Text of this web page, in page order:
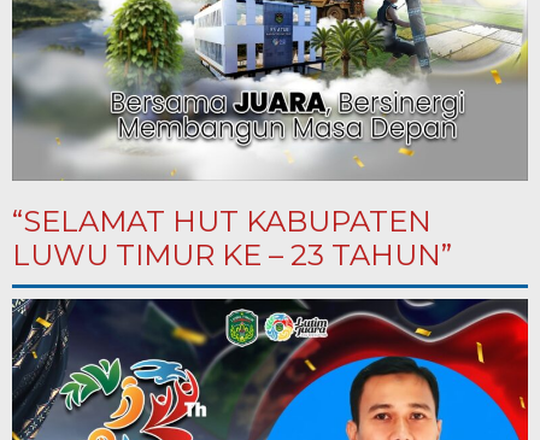
“SELAMAT HUT KABUPATEN
LUWU TIMUR KE – 23 TAHUN”